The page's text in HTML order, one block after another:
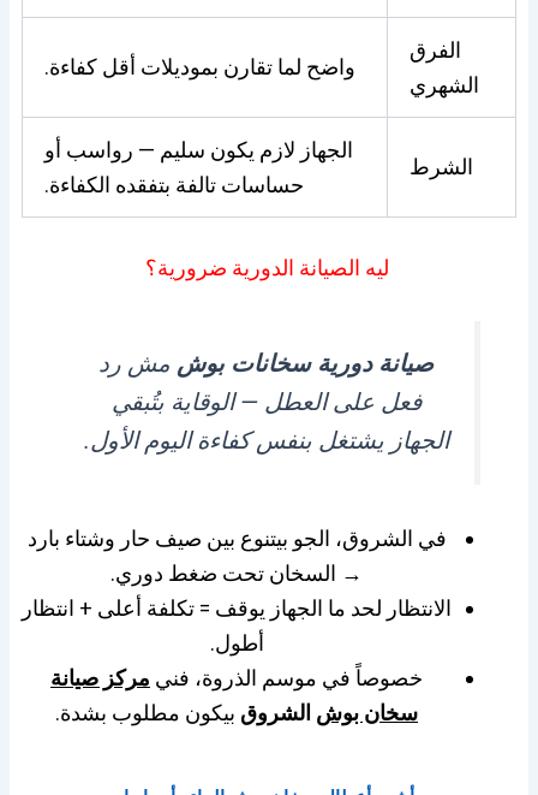
الفرق
الشهري
واضح لما تقارن بموديلات أقل كفاءة.
الشرط
الجهاز لازم يكون سليم — رواسب أو
حساسات تالفة بتفقده الكفاءة.
ليه الصيانة الدورية ضرورية؟
صيانة دورية سخانات بوش مش رد
فعل على العطل — الوقاية بتُبقي
الجهاز يشتغل بنفس كفاءة اليوم الأول.
في الشروق، الجو بيتنوع بين صيف حار وشتاء بارد
→ السخان تحت ضغط دوري.
الانتظار لحد ما الجهاز يوقف = تكلفة أعلى + انتظار
أطول.
خصوصاً في موسم الذروة، فني مركز صيانة
سخان بوش الشروق بيكون مطلوب بشدة.